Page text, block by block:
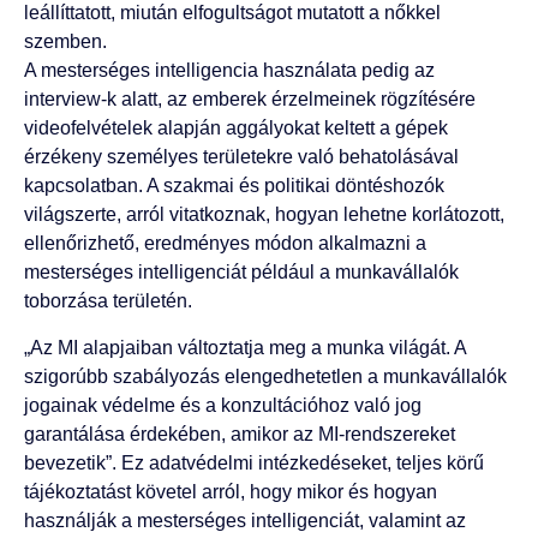
leállíttatott, miután elfogultságot mutatott a nőkkel
szemben.
A mesterséges intelligencia használata pedig az
interview-k alatt, az emberek érzelmeinek rögzítésére
videofelvételek alapján aggályokat keltett a gépek
érzékeny személyes területekre való behatolásával
kapcsolatban. A szakmai és politikai döntéshozók
világszerte, arról vitatkoznak, hogyan lehetne korlátozott,
ellenőrizhető, eredményes módon alkalmazni a
mesterséges intelligenciát például a munkavállalók
toborzása területén.
„Az MI alapjaiban változtatja meg a munka világát. A
szigorúbb szabályozás elengedhetetlen a munkavállalók
jogainak védelme és a konzultációhoz való jog
garantálása érdekében, amikor az MI-rendszereket
bevezetik”. Ez adatvédelmi intézkedéseket, teljes körű
tájékoztatást követel arról, hogy mikor és hogyan
használják a mesterséges intelligenciát, valamint az